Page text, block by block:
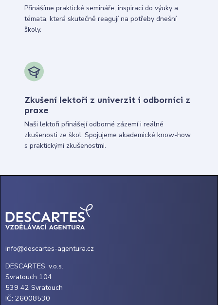
Přinášíme praktické semináře, inspiraci do výuky a
témata, která skutečně reagují na potřeby dnešní
školy.
Zkušení lektoři z univerzit i odborníci z
praxe
Naši lektoři přinášejí odborné zázemí i reálné
zkušenosti ze škol. Spojujeme akademické know-how
s praktickými zkušenostmi.
info@descartes-agentura.cz
DESCARTES, v.o.s.
Svratouch 104
539 42 Svratouch
IČ: 26008530